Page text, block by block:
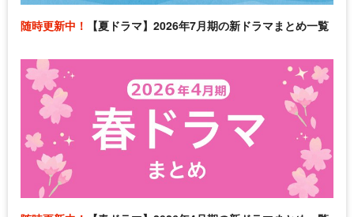
随時更新中！ 【夏ドラマ】2026年7月期の新ドラマまとめ一覧